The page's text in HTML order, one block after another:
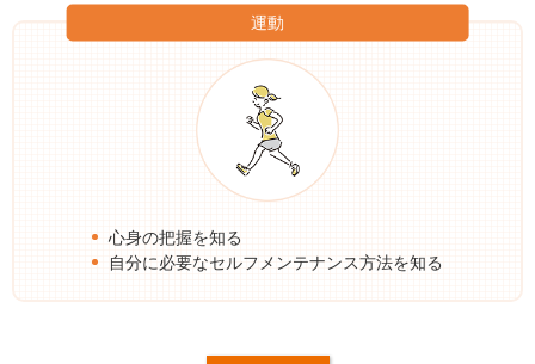
運動
心身の把握を知る
自分に必要なセルフメンテナンス方法を知る